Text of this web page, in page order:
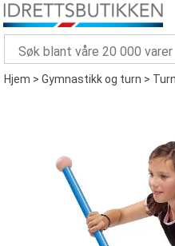
Hjem>Gymnastikk og turn>